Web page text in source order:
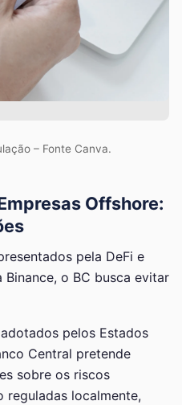
– Fonte Canva.
Offshore:
pela DeFi e
o BC busca evitar
pelos Estados
Central pretende
sobre os riscos
reguladas localmente,